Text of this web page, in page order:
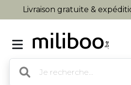
Livraison gratuite &